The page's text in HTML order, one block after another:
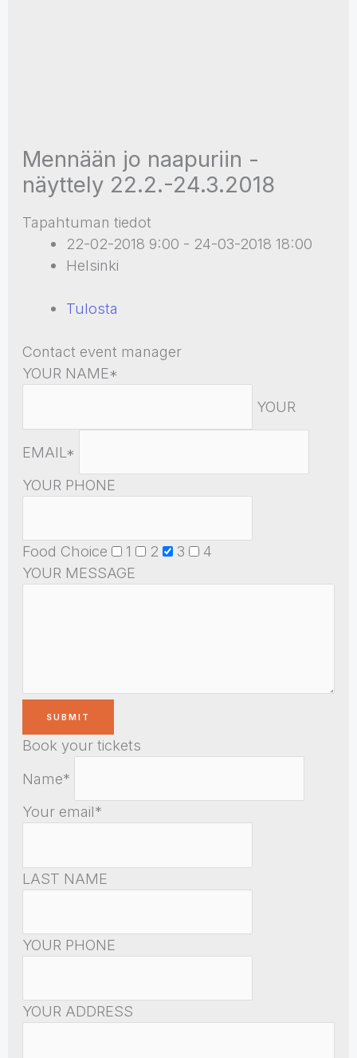
Mennään jo naapuriin -
näyttely 22.2.-24.3.2018
Tapahtuman tiedot
22-02-2018 9:00 - 24-03-2018 18:00
Helsinki
Tulosta
Contact event manager
YOUR NAME*
YOUR
EMAIL*
YOUR PHONE
Food Choice 1 2 3
4
YOUR MESSAGE
Book your tickets
Name*
Your email*
LAST NAME
YOUR PHONE
YOUR ADDRESS